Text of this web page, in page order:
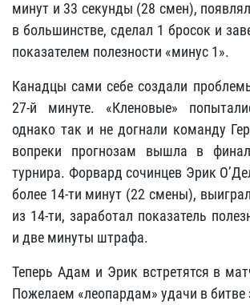
минут и 33 секунды (28 смен),
в большинстве, сделал 1 бросок и
показателем полезности «минус 1».
Канадцы сами себе создали
27-й минуте. «Кленовые»
однако так и не догнали команду
вопреки прогнозам вышла в
турнира. Форвард сочинцев Эрик
более 14-ти минут (22 смены),
из 14-ти, заработал показатель
и две минуты штрафа.
Теперь Адам и Эрик встретятся в
Пожелаем «леопардам» удачи в битве